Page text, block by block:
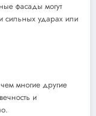
фасады могут
сильных ударах или
многие другие
и